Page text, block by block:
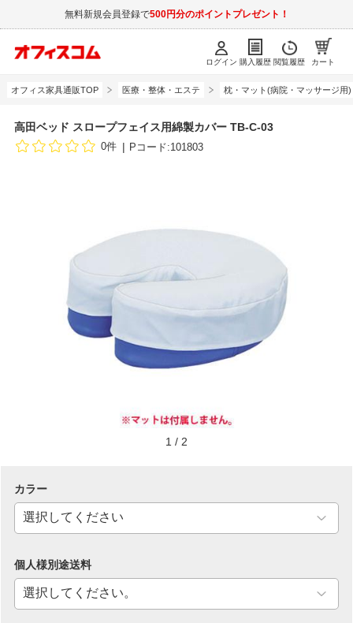
無料新規会員登録で500円分のポイントプレゼント！
ログイン 購入履歴 閲覧履歴 カート
オフィス家具通販TOP 医療・整体・エステ 枕・マット(病院・マッサージ用)
高田ベッド スロープフェイス用綿製カバー TB-C-03
0件 Pコード:101803
1 / 2
カラー
個人様別途送料